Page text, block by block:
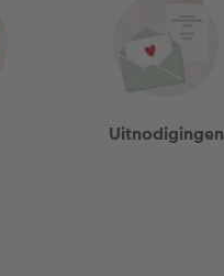
Uitnodigingen